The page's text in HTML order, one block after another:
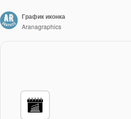
График иконка
Aranagraphics